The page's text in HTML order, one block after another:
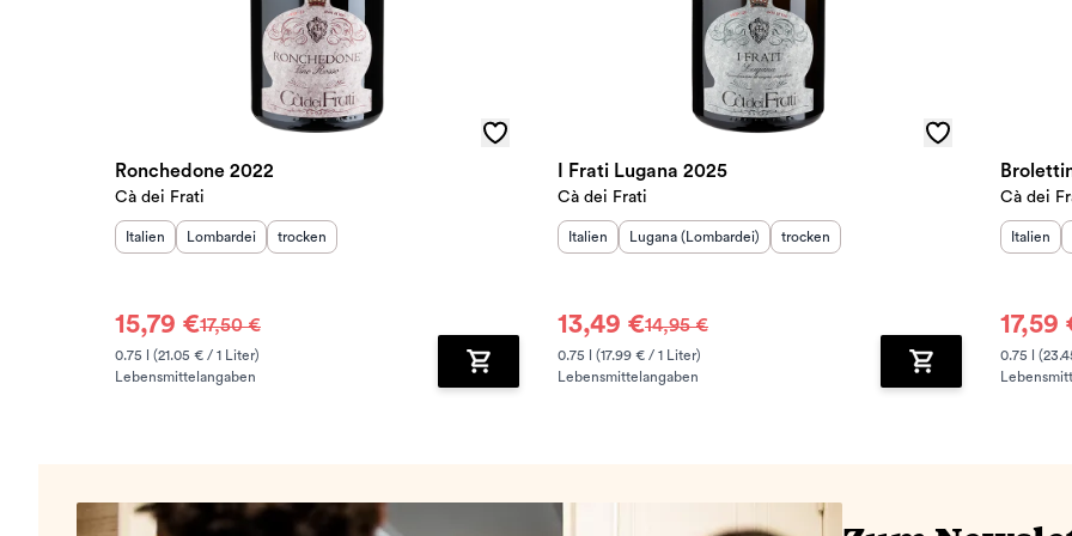
Ronchedone 2022
Cà dei Frati
Herkunftsland:
Italien Herkunftsregion:
Lombardei Geschmack
trocken
15,79 €17,50 €
0.75 l (21.05 € / 1 Liter)
Lebensmittelangaben
Zum Warenkorb hinzufügen
I Frati Lugana 2025
Cà dei Frati
Herkunftsland:
Italien Herkunftsregion:
Lugana (Lombardei) Geschmack
trocken
13,49 €14,95 €
0.75 l (17.99 € / 1 Liter)
Lebensmittelangaben
Zum Warenkorb
Cà dei
Italien
17,59
0.75 l